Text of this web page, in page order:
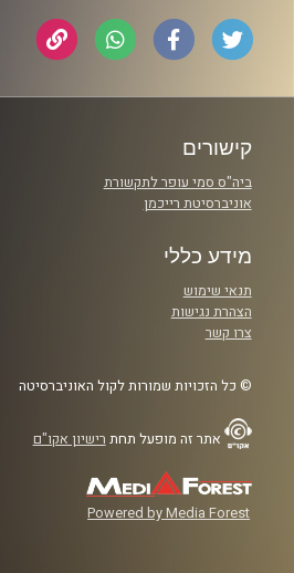
קישורים
ביה"ס סמי עופר לתקשורת
אוניברסיטת רייכמן
מידע כללי
תנאי שימוש
הצהרת נגישות
צרו קשר
© כל הזכויות שמורות לקול האוניברסיטה
אתר זה מופעל תחת רישיון אקו"ם
Powered by Media Forest